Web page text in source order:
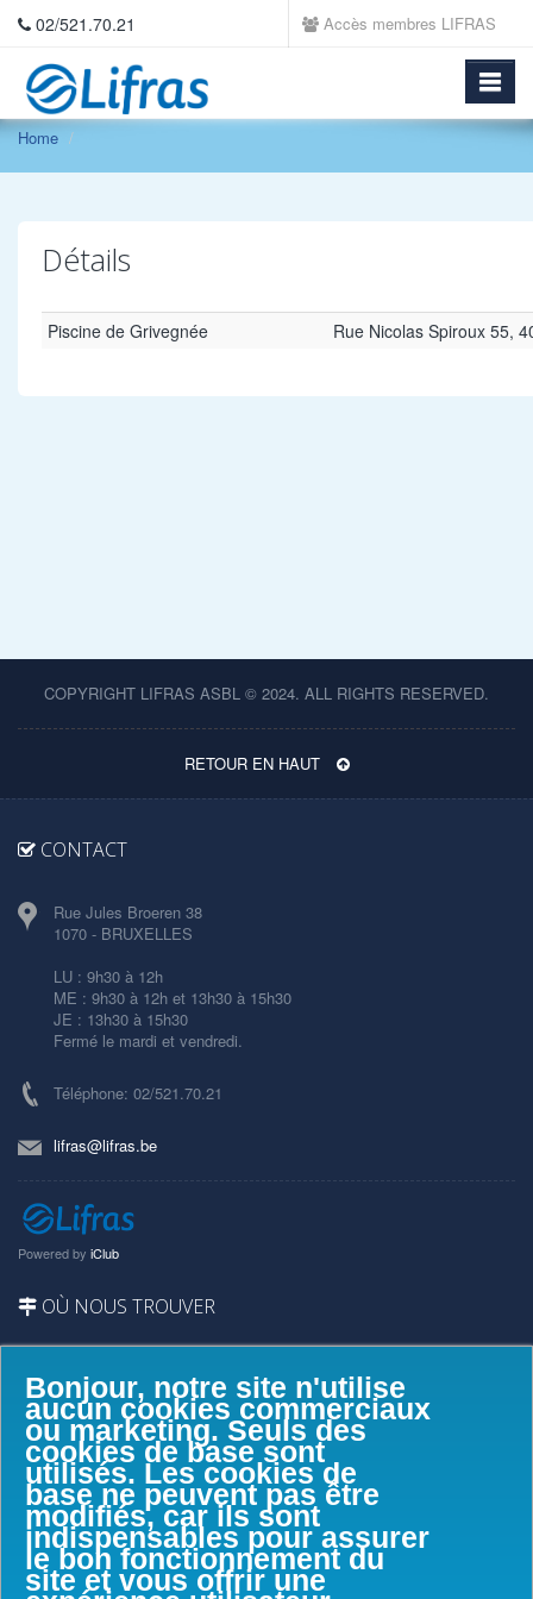
Bonjour, notre site n'utilise
aucun cookies commerciaux
ou marketing. Seuls des
cookies de base sont
utilisés. Les cookies de
base ne peuvent pas être
modifiés, car ils sont
indispensables pour assurer
le bon fonctionnement du
site et vous offrir une
02/521.70.21 Accès membres LIFRAS
Home
Détails
Piscine de Grivegnée Rue Nicolas Spiroux 55,
COPYRIGHT LIFRAS ASBL © 2024. ALL RIGHTS RESERVED.
RETOUR EN HAUT
CONTACT
Rue Jules Broeren 38
1070 - BRUXELLES
LU : 9h30 à 12h
ME : 9h30 à 12h et 13h30 à 15h30
JE : 13h30 à 15h30
Fermé le mardi et vendredi.
Téléphone: 02/521.70.21
lifras@lifras.be
Powered by iClub
OÙ NOUS TROUVER